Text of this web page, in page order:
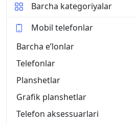
Barcha kategoriyalar
Mobil telefonlar
Barcha eʼlonlar
Telefonlar
Planshetlar
Grafik planshetlar
Telefon aksessuarlari